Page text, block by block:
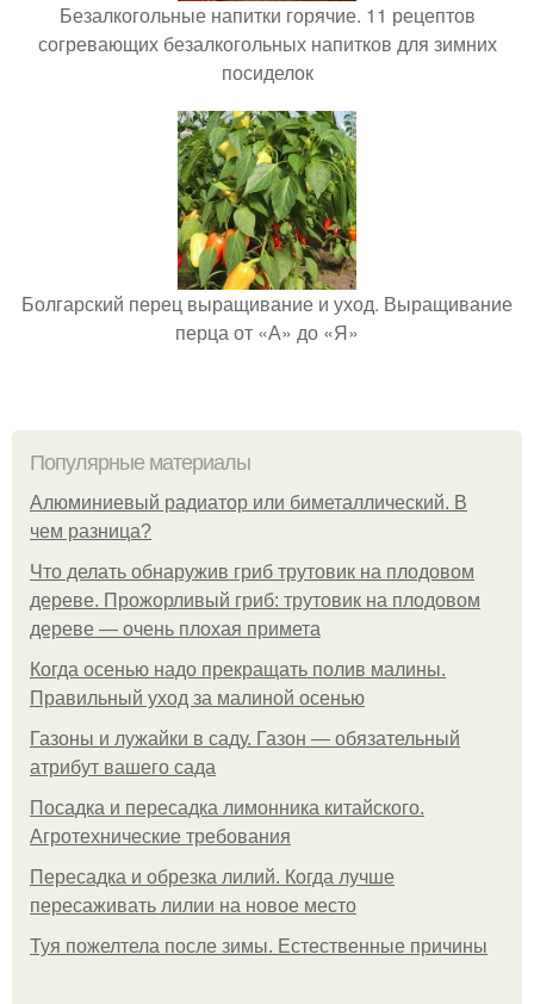
Безалкогольные напитки горячие. 11 рецептов
согревающих безалкогольных напитков для зимних
посиделок
Болгарский перец выращивание и уход. Выращивание
перца от «А» до «Я»
Популярные материалы
Алюминиевый радиатор или биметаллический. В
чем разница?
Что делать обнаружив гриб трутовик на плодовом
дереве. Прожорливый гриб: трутовик на плодовом
дереве — очень плохая примета
Когда осенью надо прекращать полив малины.
Правильный уход за малиной осенью
Газоны и лужайки в саду. Газон — обязательный
атрибут вашего сада
Посадка и пересадка лимонника китайского.
Агротехнические требования
Пересадка и обрезка лилий. Когда лучше
пересаживать лилии на новое место
Туя пожелтела после зимы. Естественные причины